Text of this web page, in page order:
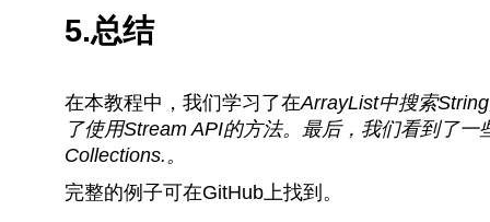
5.总结
在本教程中，我们学习了在ArrayList中搜索String
了使用Stream API的方法。最后，我们看到了
Collections. 。
完整的例子可在GitHub上找到。